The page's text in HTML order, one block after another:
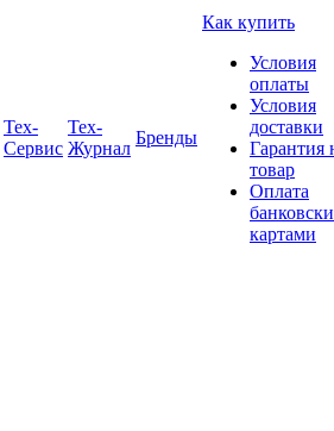
Tex-
Сервис
Тех-
Журнал
Бренды
Как купить
Условия
оплаты
Условия
доставки
Гарантия
товар
Оплата
картами